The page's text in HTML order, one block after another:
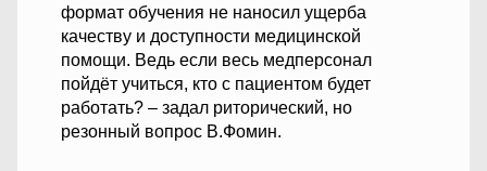
формат обучения не наносил ущерба
качеству и доступности медицинской
помощи. Ведь если весь медперсонал
пойдёт учиться, кто с пациентом будет
работать? – задал риторический, но
резонный вопрос В.Фомин.